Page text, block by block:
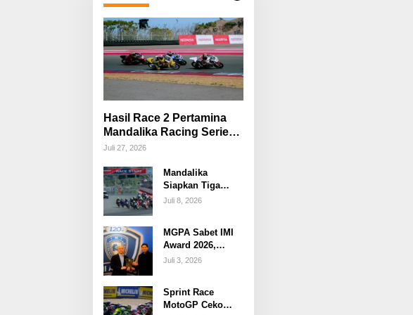
Hasil Race 2 Pertamina
Mandalika Racing Series
Putaran 3
Juli 27, 2026
Mandalika
Siapkan Tiga
Event Besar
Posisi sebagai
Destinasi Sport
Tourism
Juli 8, 2026
MGPA Sabet IMI
Award 2026,
Penyelenggaraan
Berstandar Dunia
Juli 3, 2026
Sprint Race
MotoGP Ceko